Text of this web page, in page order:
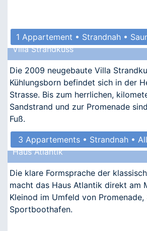
1 Appartement • Strandnah •
Villa Strandkuss
Die 2009 neugebaute Villa
Kühlungsborn befindet sich in der
Strasse. Bis zum herrlichen,
Sandstrand und zur Promenade
Fuß.
3 Appartements • Strandnah •
Haus Atlantik
Die klare Formsprache der
macht das Haus Atlantik direkt am
Kleinod im Umfeld von Promenade,
Sportboothafen.